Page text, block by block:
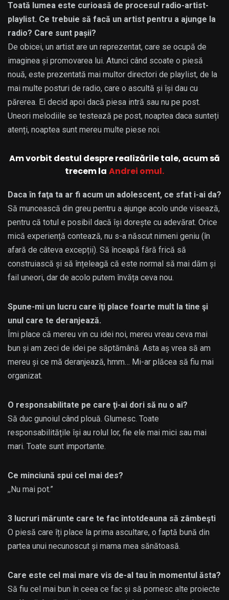
Toată lumea este curioasă de procesul radio-artist-
playlist. Ce trebuie să facă un artist pentru a ajunge la
radio? Care sunt pașii?
De obicei, un artist are un reprezentat, care se ocupă de
imaginea și promovarea lui. Atunci când scoate o piesă
nouă, este prezentată mai multor directori de playlist, de la
mai multe posturi de radio, care o ascultă și își dau cu
părerea. Ei decid apoi dacă piesa intră sau nu pe post.
Uneori melodiile se testează pe post, noaptea daca sunteți
atenți, noaptea sunt mereu multe piese noi.
Am vorbit destul despre realizările tale, acum să
trecem la Andrei omul.
Daca în faţa ta ar fi acum un adolescent, ce sfat i-ai da?
Să muncească din greu pentru a ajunge acolo unde visează,
pentru că totul e posibil dacă își dorește cu adevărat. Orice
mică experiență contează, nu s-a născut nimeni geniu (în
afară de câteva excepții). Să înceapă fără frică să
construiască și să înțeleagă că este normal să mai dăm și
fail uneori, dar de acolo putem învăța ceva nou.
Spune-mi un lucru care îţi place foarte mult la tine şi
unul care te deranjează.
Îmi place că mereu vin cu idei noi, mereu vreau ceva mai
bun și am zeci de idei pe săptămână. Asta aș vrea să am
mereu și ce mă deranjează, hmm… Mi-ar plăcea să fiu mai
organizat.
O responsabilitate pe care ţi-ai dori să nu o ai?
Să duc gunoiul când plouă. Glumesc. Toate
responsabilitățile își au rolul lor, fie ele mai mici sau mai
mari. Toate sunt importante.
Ce minciună spui cel mai des?
,,Nu mai pot.”
3 lucruri mărunte care te fac întotdeauna să zâmbeşti
O piesă care îți place la prima ascultare, o faptă bună din
partea unui necunoscut și mama mea sănătoasă.
Care este cel mai mare vis de-al tau în momentul ăsta?
Să fiu cel mai bun în ceea ce fac și să pornesc alte proiecte